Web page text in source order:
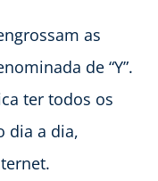
as
de “Y”.
ter todos os
dia a dia,